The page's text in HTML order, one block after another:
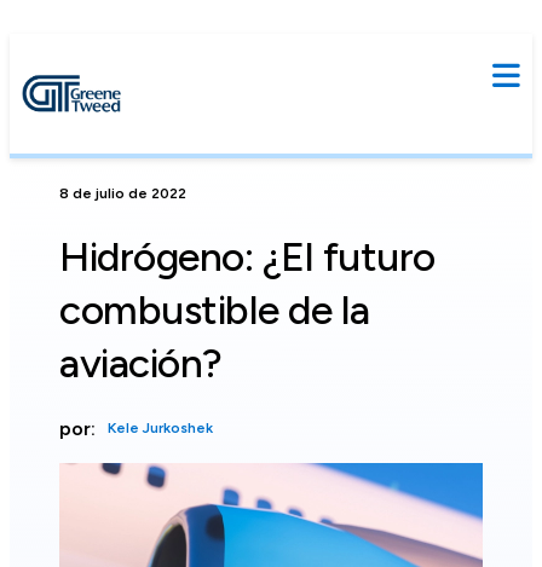
8 de julio de 2022
Hidrógeno: ¿El futuro
combustible de la
aviación?
por: Kele Jurkoshek